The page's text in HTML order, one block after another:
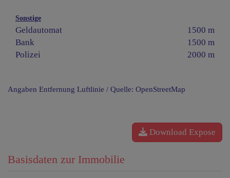
Sonstige
Geldautomat
1500 m
Bank
1500 m
Polizei
2000 m
Angaben Entfernung Luftlinie / Quelle: OpenStreetMap
Download Expose
Basisdaten zur Immobilie